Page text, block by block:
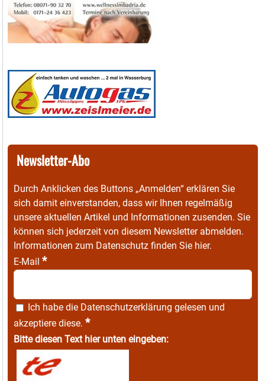
Newsletter-Abo
Durch Anklicken des Buttons „Anmelden“ erklären Sie
sich damit einverstanden, dass wir Ihnen regelmäßig
unsere aktuellen Artikel und Informationen zusenden. Sie
können sich jederzeit von diesem Newsletter abmelden.
Informationen zum Datenschutz finden Sie hier.
E-Mail *
Ich habe die Datenschutzerklärung gelesen und
akzeptiere diese. *
Bitte diesen Text hier unten eingeben: